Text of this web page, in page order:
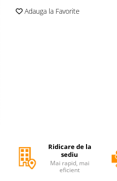
Adauga la Favorite
Ridicare de la
sediu
Mai rapid, mai
eficient